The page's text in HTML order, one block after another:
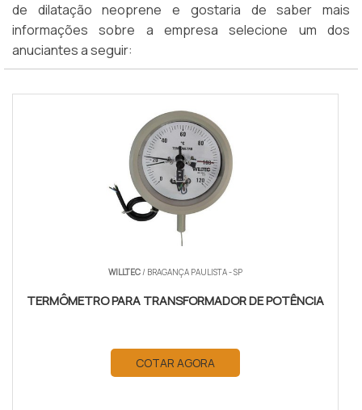
de dilatação neoprene e gostaria de saber mais
informações sobre a empresa selecione um dos
anuciantes a seguir:
WILLTEC/ BRAGANÇA PAULISTA - SP
TERMÔMETRO PARA TRANSFORMADOR DE POTÊNCIA
COTAR AGORA